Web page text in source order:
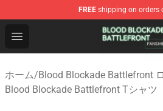
FREE shipping on orders
Open menu
Blood Blockade Battlefront
ホーム/Blood Blockade Battlefront
Blood Blockade Battlefront Tシャツ